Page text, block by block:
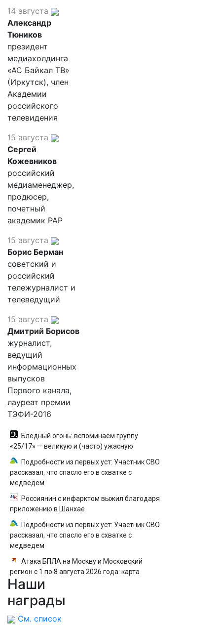
14 августа
Александр
Тюников
президент
медиахолдинга
«АС Байкал ТВ»
(Иркутск), член
Академии
российского
телевидения
15 августа
Сергей
Кожевников
российский
медиаменеджер,
продюсер,
почетный
академик РАР
15 августа
Борис Берман
советский и
российский
тележурналист и
телеведущий
15 августа
Дмитрий Борисов
журналист,
ведущий
информационных
выпусков
Первого канала,
лауреат премии
ТЭФИ-2016
Бледный огонь: вспоминаем группу
«25/17» — великую и (часто) ужасную
Подробности из первых уст: Участник СВО
рассказал, что спасло его в схватке с
медведем
Россиянин с инфарктом выжил благодаря
приложению в Шанхае
Подробности из первых уст: Участник СВО
рассказал, что спасло его в схватке с
медведем
Атака БПЛА на Москву и Московский
регион с 1 по 8 августа 2026 года: карта
ударов, последние новости об отражении
Наши
награды
См. список